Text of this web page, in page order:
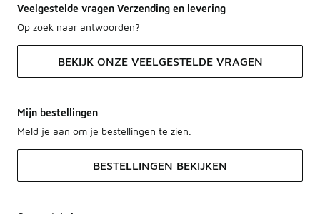
Veelgestelde vragen Verzending en levering
Op zoek naar antwoorden?
BEKIJK ONZE VEELGESTELDE VRAGEN
Mijn bestellingen
Meld je aan om je bestellingen te zien.
BESTELLINGEN BEKIJKEN